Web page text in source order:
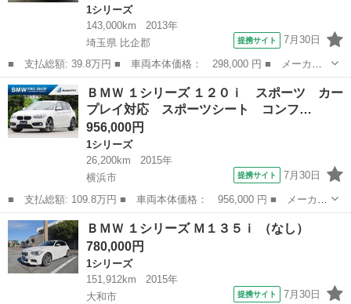
1シリーズ
143,000km
2013年
埼玉県 比企郡
提携サイト 7月30日
■ 支払総額: 39.8万円 ■ 車両本体価格： 298,000 円 ■ メーカー
名： ＢＭＷ ■ 車種名： １シリーズ ■ グレード名： １１６
ｉ Ｍスポーツ スマートキー ｉ－Ｄｒｉｖｅ バックカメラ Ｅ
ＴＣ アイドリ...
埼玉 比企郡 1シリーズ
ＢＭＷ １シリーズ １２０ｉ スポーツ カー
プレイ対応 スポーツシート コンフ…
956,000円
1シリーズ
26,200km
2015年
横浜市
提携サイト 7月30日
■ 支払総額: 109.8万円 ■ 車両本体価格： 956,000 円 ■ メーカー
名： ＢＭＷ ■ 車種名： １シリーズ ■ グレード名： １２０
ｉ スポーツ カープレイ対応 スポーツシート コンフォートアク
セス Ｂｌｕ...
神奈川 横浜市
ＢＭＷ １シリーズ Ｍ１３５ｉ （なし）
780,000円
1シリーズ
151,912km
2015年
大和市
提携サイト 7月30日